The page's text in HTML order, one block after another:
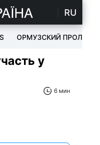
RU
ОРМУЗСКИЙ ПРОЛИВ
у
6 мин